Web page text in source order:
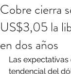
Cobre cierra
US$3,05 la
en dos años
Las
tendencial del